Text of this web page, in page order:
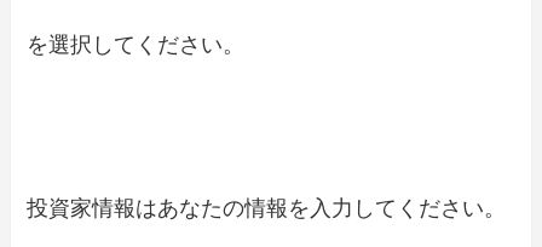
を選択してください。
投資家情報はあなたの情報を入力してください。